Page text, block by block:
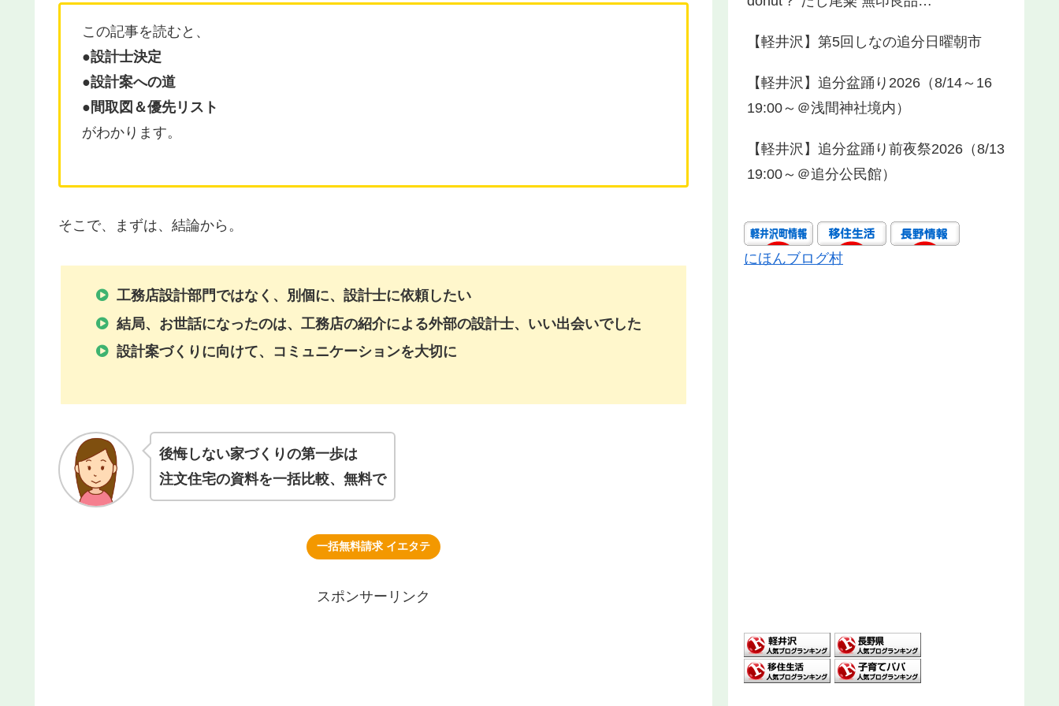
この記事を読むと、
●設計士決定
●設計案への道
● 間取図＆優先リスト
がわかります。
そこで、まずは、結論から。
工務店設計部門ではなく、別個に、設計士に依頼したい
結局、お世話になったのは、工務店の紹介による外部の設計士、いい出会いでした
設計案づくりに向けて、コミュニケーションを大切に
後悔しない家づくりの第一歩は
注文住宅の資料を一括比較、無料で
一括無料請求 イエタテ
スポンサーリンク
【軽井沢】第5回しなの追分日曜朝市
【軽井沢】追分盆踊り2026（8/14～16
19:00～＠浅間神社境内）
【軽井沢】追分盆踊り前夜祭2026（8/13
19:00～＠追分公民館）
にほんブログ村